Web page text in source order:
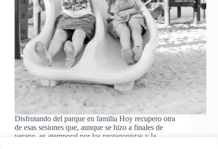
Disfrutando del parque en familia Hoy recupero otra
de esas sesiones que, aunque se hizo a finales de
verano, es atemporal por los protagonistas y la